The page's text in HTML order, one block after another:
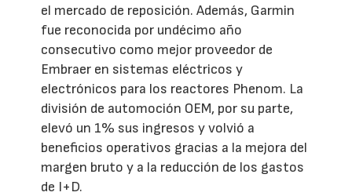
el mercado de reposición. Además, Garmin
fue reconocida por undécimo año
consecutivo como mejor proveedor de
Embraer en sistemas eléctricos y
electrónicos para los reactores Phenom. La
división de automoción OEM, por su parte,
elevó un 1% sus ingresos y volvió a
beneficios operativos gracias a la mejora del
margen bruto y a la reducción de los gastos
de I+D.